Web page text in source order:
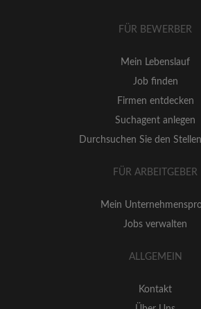
FÜR BEWERBER
Mein Lebenslauf
Job finden
Firmen entdecken
Suchagent anlegen
Durchsuchen Sie den
FÜR ARBEITGEBER
Mein
Jobs verwalten
ALLGEMEIN
Kontakt